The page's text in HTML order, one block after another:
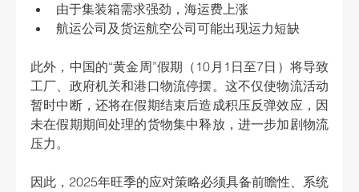
由于集装箱需求强劲，海运费上涨
航运公司及货运航空公司可能出现运力短缺
此外，中国的“黄金周”假期（10月1日至7日）将导致
工厂、政府机关和港口物流停摆。这不仅使物流活动
暂时中断，还将在假期结束后造成积压反弹效应，因
未在假期期间处理的货物集中释放，进一步加剧物流
压力。
因此，2025年旺季的应对策略必须具备前瞻性、系统